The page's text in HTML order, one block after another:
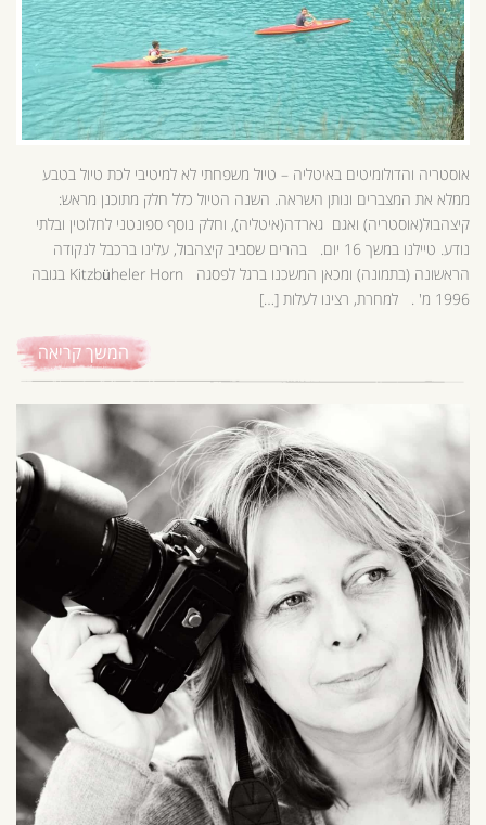
אוסטריה והדולומיטים באיטליה – טיול משפחתי לא למיטיבי לכת טיול בטבע
ממלא את המצברים ונותן השראה. השנה הטיול כלל חלק מתוכנן מראש:
קיצהבול(אוסטריה) ואגם גארדה(איטליה), וחלק נוסף ספונטני לחלוטין ובלתי
נודע. טיילנו במשך 16 יום. בהרים שסביב קיצהבול, עלינו ברכבל לנקודה
הראשונה (בתמונה) ומכאן המשכנו ברגל לפסגה Kitzbüheler Horn בגובה
1996 מ' . למחרת, רצינו לעלות […]
המשך קריאה